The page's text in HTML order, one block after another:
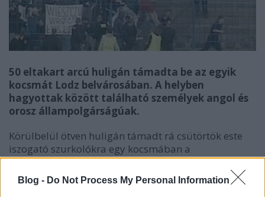
Blog - Do Not Process My Personal Information
50 eltakart arcú huligán támadta be az egyik
kocsmát Lodz belvárosában. A helyben
hagyottak között található személyek angol és
orosz állampolgárságúak.
Körülbelül ötven huligán támadt rá csütörtök este
iszogató szurkolókra egy kocsmában a
lengyelországi Lodz központjában - írja helyiek
beszámolóira hivatkozva a Telegraph.